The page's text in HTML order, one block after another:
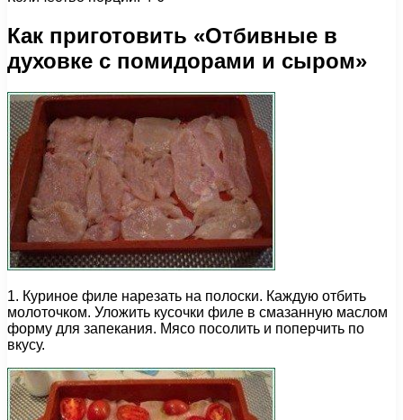
Как приготовить «Отбивные в
духовке с помидорами и сыром»
1. Куриное филе нарезать на полоски. Каждую отбить
молоточком. Уложить кусочки филе в смазанную маслом
форму для запекания. Мясо посолить и поперчить по
вкусу.